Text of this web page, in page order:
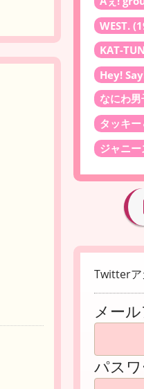
WEST.
KAT-TUN
Hey!
なにわ男
タッキ
ジャニ
Twitterア
メー
パス